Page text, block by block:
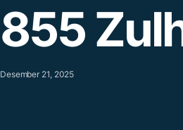
855
Desember 21, 2025